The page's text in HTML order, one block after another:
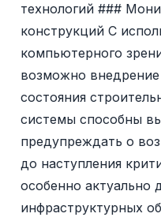
технологий ###
конструкций С
компьютерного
возможно
состояния
системы способны
предупреждать о
до наступления
особенно актуально
инфраструктурных